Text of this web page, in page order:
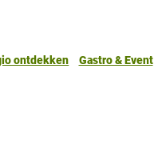
ontdekken Gastro & Event